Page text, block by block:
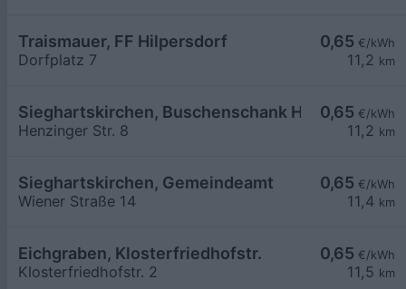
0,65 €/kWh
11,2 km
Traismauer, FF Hilpersdorf
Dorfplatz 7
0,65 €/kWh
11,2 km
Sieghartskirchen, Buschenschank Hauck
Henzinger Str. 8
0,65 €/kWh
11,4 km
Sieghartskirchen, Gemeindeamt
Wiener Straße 14
0,65 €/kWh
11,5 km
Eichgraben, Klosterfriedhofstr.
Klosterfriedhofstr. 2